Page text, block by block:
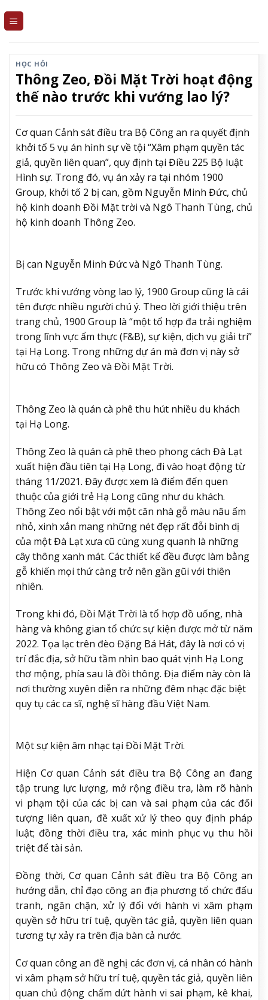
HỌC HỎI
Thông Zeo, Đồi Mặt Trời hoạt động
thế nào trước khi vướng lao lý?
Cơ quan Cảnh sát điều tra Bộ Công an ra quyết định
khởi tố 5 vụ án hình sự về tội “Xâm phạm quyền tác
giả, quyền liên quan”, quy định tại Điều 225 Bộ luật
Hình sự. Trong đó, vụ án xảy ra tại nhóm 1900
Group, khởi tố 2 bị can, gồm Nguyễn Minh Đức, chủ
hộ kinh doanh Đồi Mặt trời và Ngô Thanh Tùng, chủ
hộ kinh doanh Thông Zeo.
Bị can Nguyễn Minh Đức và Ngô Thanh Tùng.
Trước khi vướng vòng lao lý, 1900 Group cũng là cái
tên được nhiều người chú ý. Theo lời giới thiệu trên
trang chủ, 1900 Group là “một tổ hợp đa trải nghiệm
trong lĩnh vực ẩm thực (F&B), sự kiện, dịch vụ giải trí”
tại Hạ Long. Trong những dự án mà đơn vị này sở
hữu có Thông Zeo và Đồi Mặt Trời.
Thông Zeo là quán cà phê thu hút nhiều du khách
tại Hạ Long.
Thông Zeo là quán cà phê theo phong cách Đà Lạt
xuất hiện đầu tiên tại Hạ Long, đi vào hoạt động từ
tháng 11/2021. Đây được xem là điểm đến quen
thuộc của giới trẻ Hạ Long cũng như du khách.
Thông Zeo nổi bật với một căn nhà gỗ màu nâu ấm
nhỏ, xinh xắn mang những nét đẹp rất đỗi bình dị
của một Đà Lạt xưa cũ cùng xung quanh là những
cây thông xanh mát. Các thiết kế đều được làm bằng
gỗ khiến mọi thứ càng trở nên gần gũi với thiên
nhiên.
Trong khi đó, Đồi Mặt Trời là tổ hợp đồ uống, nhà
hàng và không gian tổ chức sự kiện được mở từ năm
2022. Tọa lạc trên đèo Đặng Bá Hát, đây là nơi có vị
trí đắc địa, sở hữu tầm nhìn bao quát vịnh Hạ Long
thơ mộng, phía sau là đồi thông. Địa điểm này còn là
nơi thường xuyên diễn ra những đêm nhạc đặc biệt
quy tụ các ca sĩ, nghệ sĩ hàng đầu Việt Nam.
Một sự kiện âm nhạc tại Đồi Mặt Trời.
Hiện Cơ quan Cảnh sát điều tra Bộ Công an đang
tập trung lực lượng, mở rộng điều tra, làm rõ hành
vi phạm tội của các bị can và sai phạm của các đối
tượng liên quan, đề xuất xử lý theo quy định pháp
luật; đồng thời điều tra, xác minh phục vụ thu hồi
triệt để tài sản.
Đồng thời, Cơ quan Cảnh sát điều tra Bộ Công an
hướng dẫn, chỉ đạo công an địa phương tổ chức đấu
tranh, ngăn chặn, xử lý đối với hành vi xâm phạm
quyền sở hữu trí tuệ, quyền tác giả, quyền liên quan
tương tự xảy ra trên địa bàn cả nước.
Cơ quan công an đề nghị các đơn vị, cá nhân có hành
vi xâm phạm sở hữu trí tuệ, quyền tác giả, quyền liên
quan chủ động chấm dứt hành vi sai phạm, kê khai,